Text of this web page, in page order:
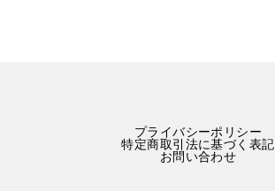
プライバシーポリシー
特定商取引法に基づく表記
お問い合わせ